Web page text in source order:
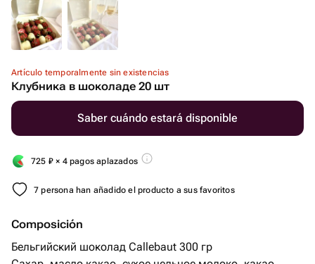
Artículo temporalmente sin existencias
Клубника в шоколаде 20 шт
Saber cuándo estará disponible
725 ₽ × 4 pagos aplazados
7 persona han añadido el producto a sus favoritos
Composición
Бельгийский шоколад Callebaut 300 гр